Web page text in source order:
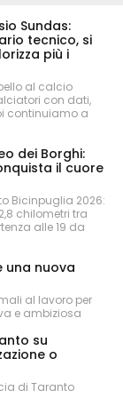
Sundas:
tecnico, si
più i
al calcio
con dati,
continuiamo a
dei Borghi:
il cuore
Bicinpuglia 2026:
chilometri tra
alle 19 da
una nuova
al lavoro per
e ambiziosa
su
o
di Taranto